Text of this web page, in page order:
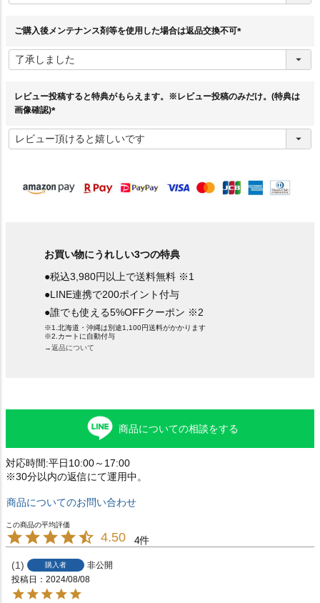
須
ご購入後メンテナンス剤等を使用した場合は返品交換不可
須
レビュー投稿すると特典がもらえます。※レビュー投稿のみだけ。(特典は
画像確認)
必
須
お買い物にうれしい3つの特典
●税込3,980円以上で送料無料 ※1
●LINE連携で200ポイント付与
●誰でも使える5%OFFクーポン ※2
※1.北海道・沖縄は別途1,100円送料がかかります
※2.カートに自動付与
→返品について
商品についての相談をする
対応時間:平日10:00～17:00
※30分以内の返信にて運用中。
商品についてのお問い合わせ
4.50 4
1 購入者
非公開
投稿日
2024/08/08